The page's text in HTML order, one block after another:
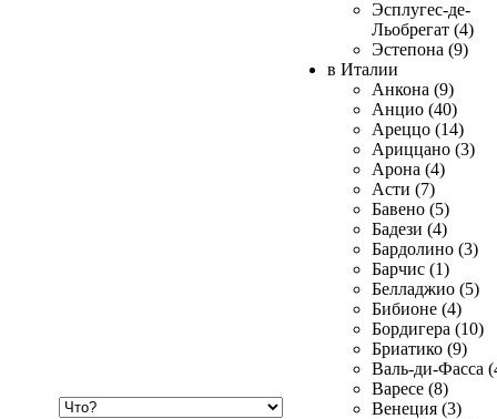
Эсплугес-де-
Льобрегат (4)
Эстепона (9)
в Италии
Анкона (9)
Анцио (40)
Ареццо (14)
Ариццано (3)
Арона (4)
Асти (7)
Бавено (5)
Бадези (4)
Бардолино (3)
Барчис (1)
Белладжио (5)
Бибионе (4)
Бордигера (10)
Бриатико (9)
Валь-ди-Фасса
Варесе (8)
Венеция (3)